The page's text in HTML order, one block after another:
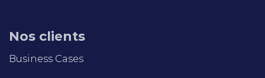
Nos clients
Business Cases